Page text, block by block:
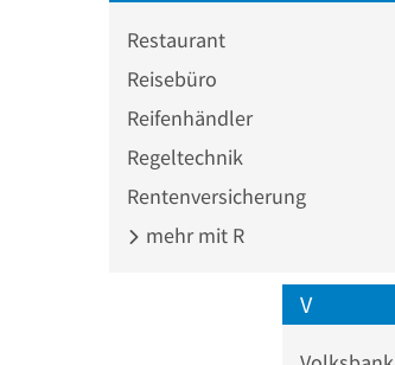
Restaurant
Reisebüro
Reifenhändler
Regeltechnik
Rentenversicherung
mehr mit R
V